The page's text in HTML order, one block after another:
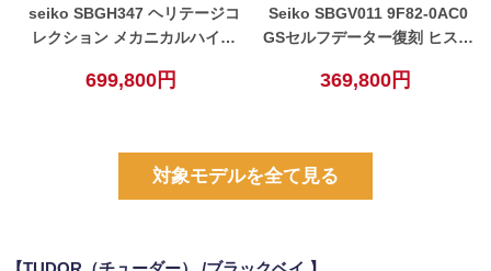
seiko SBGH347 ヘリテージコ
レクション メカニカルハイビ
腕時計 ブルー 【中古】
699,800円
Seiko SBGV011 9F82-0AC0
GSセルフデーター復刻 ヒスト
ステンレス 腕時計 クォーツ
369,800円
対象モデルを全て見る